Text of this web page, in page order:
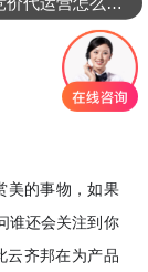
美的事物，如果
谁还会关注到你
云齐邦在为产品
小红书代运营是怎么做的？